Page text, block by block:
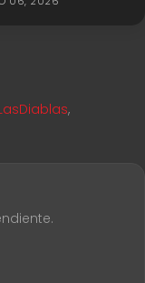
,